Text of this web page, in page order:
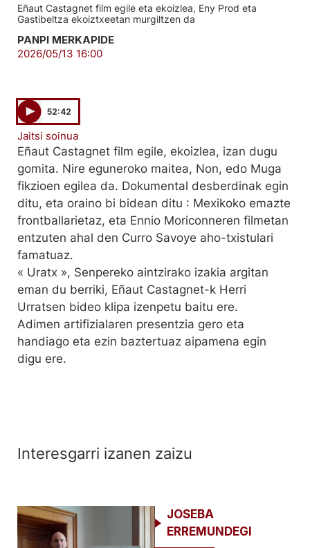
Eñaut Castagnet film egile eta ekoizlea, Eny Prod eta
Gastibeltza ekoiztxeetan murgiltzen da
PANPI MERKAPIDE
2026/05/13 16:00
52:42
Jaitsi soinua
Eñaut Castagnet film egile, ekoizlea, izan dugu
gomita. Nire eguneroko maitea, Non, edo Muga
fikzioen egilea da. Dokumental desberdinak egin
ditu, eta oraino bi bidean ditu : Mexikoko emazte
frontballarietaz, eta Ennio Moriconneren filmetan
entzuten ahal den Curro Savoye aho-txistulari
famatuaz.
« Uratx », Senpereko aintzirako izakia argitan
eman du berriki, Eñaut Castagnet-k Herri
Urratsen bideo klipa izenpetu baitu ere.
Adimen artifizialaren presentzia gero eta
handiago eta ezin baztertuaz aipamena egin
digu ere.
Interesgarri izanen zaizu
JOSEBA
ERREMUNDEGI